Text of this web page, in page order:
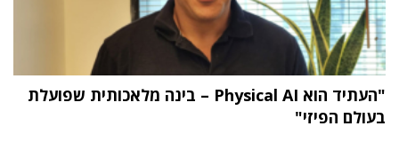
"העתיד הוא Physical AI – בינה מלאכותית שפועלת
בעולם הפיזי"